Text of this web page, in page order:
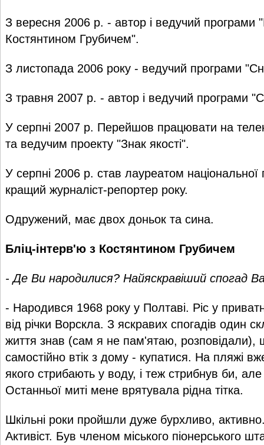
З вересня 2006 р. - автор і ведучий програми
Костянтином Грубичем".
З листопада 2006 року - ведучий програми
З травня 2007 р. - автор і ведучий програми
У серпні 2007 р. Перейшов працювати на
та ведучим проекту "Знак якості".
У серпні 2006 р. став лауреатом національної
кращий журналіст-репортер року.
Одружений, має двох доньок та сина.
Бліц-інтерв'ю з Костянтином Грубичем
- Де Ви народилися? Найяскравіший спогад
- Народився 1968 року у Полтаві. Ріс у
від річки Ворскла. З яскравих спогадів один
життя знав (сам я не пам'ятаю, розповідали),
самостійно втік з дому - купатися. На пляжі
якого стрибають у воду, і теж стрибнув би,
Останньої миті мене врятувала рідна тітка.
Шкільні роки пройшли дуже бурхливо,
Активіст. Був членом міського піонерського